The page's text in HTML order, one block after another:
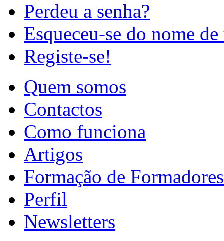
Perdeu a senha?
Esqueceu-se do nome
Registe-se!
Quem somos
Contactos
Como funciona
Artigos
Formação de Formadores
Perfil
Newsletters